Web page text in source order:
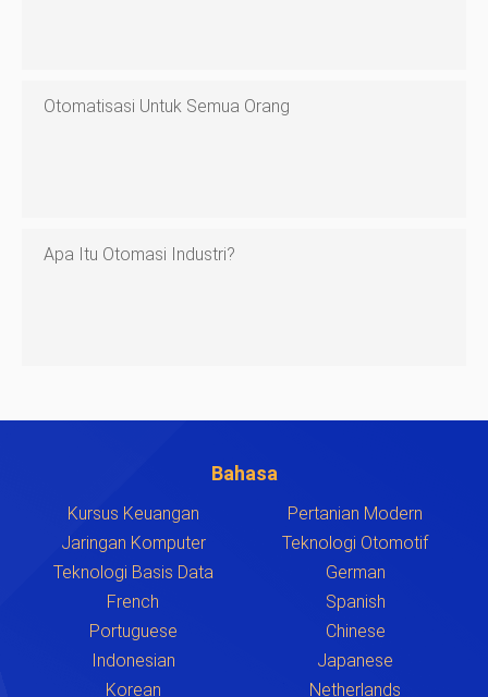
Otomatisasi Untuk Semua Orang
Apa Itu Otomasi Industri?
Bahasa
Kursus Keuangan
Pertanian Modern
Jaringan Komputer
Teknologi Otomotif
Teknologi Basis Data
German
French
Spanish
Portuguese
Chinese
Indonesian
Japanese
Korean
Netherlands